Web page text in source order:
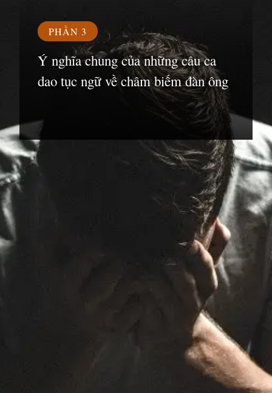
PHẦN 3
Ý nghĩa chung của những câu ca
dao tục ngữ về châm biếm đàn ông